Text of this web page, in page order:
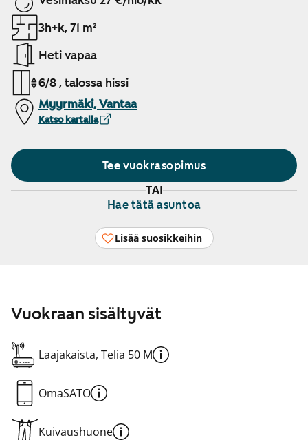
3h+k, 71 m²
Heti vapaa
6/8 , talossa hissi
Myyrmäki, Vantaa
Katso kartalla
Tee vuokrasopimus
TAI
Hae tätä asuntoa
Lisää suosikkeihin
Vuokraan sisältyvät
Laajakaista, Telia 50 M
OmaSATO
Kuivaushuone